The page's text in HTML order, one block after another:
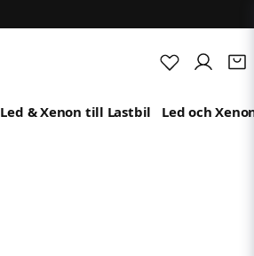
Led & Xenon till Lastbil Led och